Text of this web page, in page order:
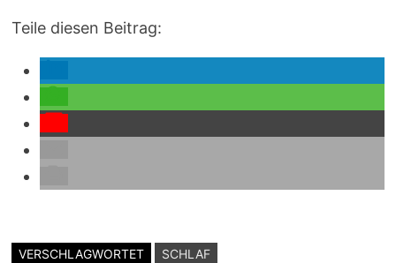
Teile diesen Beitrag:
VERSCHLAGWORTET SCHLAF